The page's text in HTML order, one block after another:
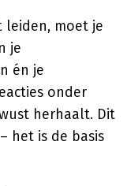
leiden, moet je
je
én je
onder
herhaalt. Dit
het is de basis